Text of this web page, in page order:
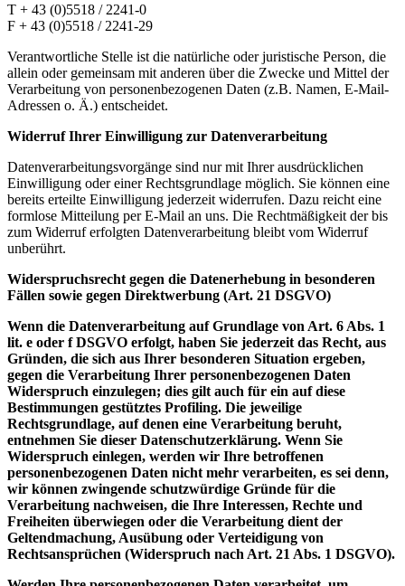
T + 43 (0)5518 / 2241-0
F + 43 (0)5518 / 2241-29
Verantwortliche Stelle ist die natürliche oder juristische Person, die
allein oder gemeinsam mit anderen über die Zwecke und Mittel der
Verarbeitung von personenbezogenen Daten (z.B. Namen, E-Mail-
Adressen o. Ä.) entscheidet.
Widerruf Ihrer Einwilligung zur Datenverarbeitung
Datenverarbeitungsvorgänge sind nur mit Ihrer ausdrücklichen
Einwilligung oder einer Rechtsgrundlage möglich. Sie können eine
bereits erteilte Einwilligung jederzeit widerrufen. Dazu reicht eine
formlose Mitteilung per E-Mail an uns. Die Rechtmäßigkeit der bis
zum Widerruf erfolgten Datenverarbeitung bleibt vom Widerruf
unberührt.
Widerspruchsrecht gegen die Datenerhebung in besonderen
Fällen sowie gegen Direktwerbung (Art. 21 DSGVO)
Wenn die Datenverarbeitung auf Grundlage von Art. 6 Abs. 1
lit. e oder f DSGVO erfolgt, haben Sie jederzeit das Recht, aus
Gründen, die sich aus Ihrer besonderen Situation ergeben,
gegen die Verarbeitung Ihrer personenbezogenen Daten
Widerspruch einzulegen; dies gilt auch für ein auf diese
Bestimmungen gestütztes Profiling. Die jeweilige
Rechtsgrundlage, auf denen eine Verarbeitung beruht,
entnehmen Sie dieser Datenschutzerklärung. Wenn Sie
Widerspruch einlegen, werden wir Ihre betroffenen
personenbezogenen Daten nicht mehr verarbeiten, es sei denn,
wir können zwingende schutzwürdige Gründe für die
Verarbeitung nachweisen, die Ihre Interessen, Rechte und
Freiheiten überwiegen oder die Verarbeitung dient der
Geltendmachung, Ausübung oder Verteidigung von
Rechtsansprüchen (Widerspruch nach Art. 21 Abs. 1 DSGVO).